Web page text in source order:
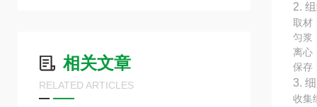
相关文章
RELATED ARTICLES
2.
取材
匀浆
离心
保存
3.
收集